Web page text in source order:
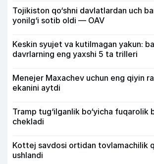
Tojikiston qo‘shni davlatlardan uch
yonilg‘i sotib oldi — OAV
Keskin syujet va kutilmagan yakun:
davrlarning eng yaxshi 5 ta trilleri
Menejer Maxachev uchun eng qiyin
ekanini aytdi
Tramp tug‘ilganlik bo‘yicha fuqarolik
chekladi
Kottej savdosi ortidan tovlamachilik
ushlandi